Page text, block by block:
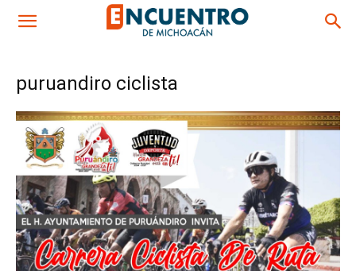
puruandiro ciclista